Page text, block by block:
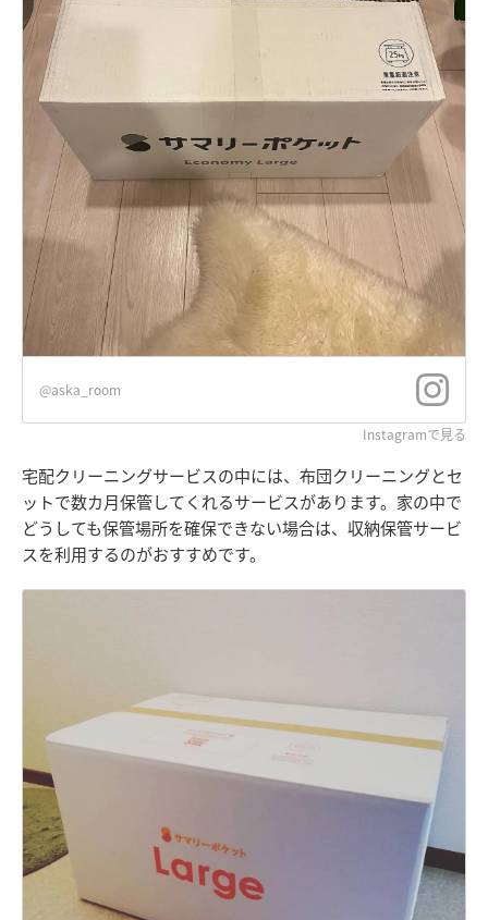
@aska_room
Instagramで見る
宅配クリーニングサービスの中には、布団クリーニングとセ
ットで数カ月保管してくれるサービスがあります。家の中で
どうしても保管場所を確保できない場合は、収納保管サービ
スを利用するのがおすすめです。